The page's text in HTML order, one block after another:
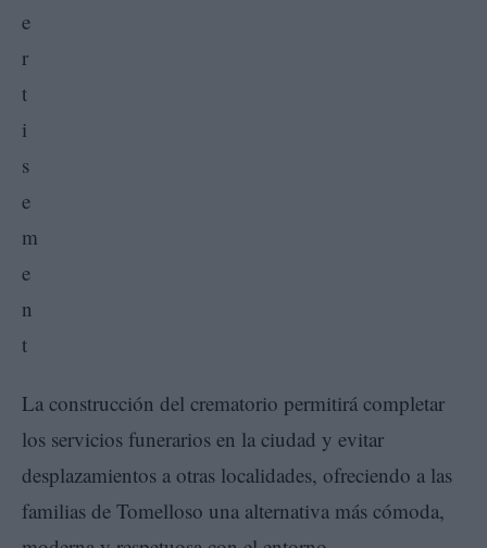
La construcción del crematorio permitirá completar
los servicios funerarios en la ciudad y evitar
desplazamientos a otras localidades, ofreciendo a las
familias de Tomelloso una alternativa más cómoda,